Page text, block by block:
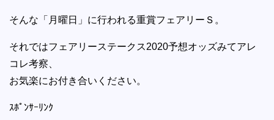
そんな「月曜日」に行われる重賞フェアリーＳ。
それではフェアリーステークス2020予想オッズみてアレ
コレ考察、
お気楽にお付き合いください。
ｽﾎﾟﾝｻｰﾘﾝｸ